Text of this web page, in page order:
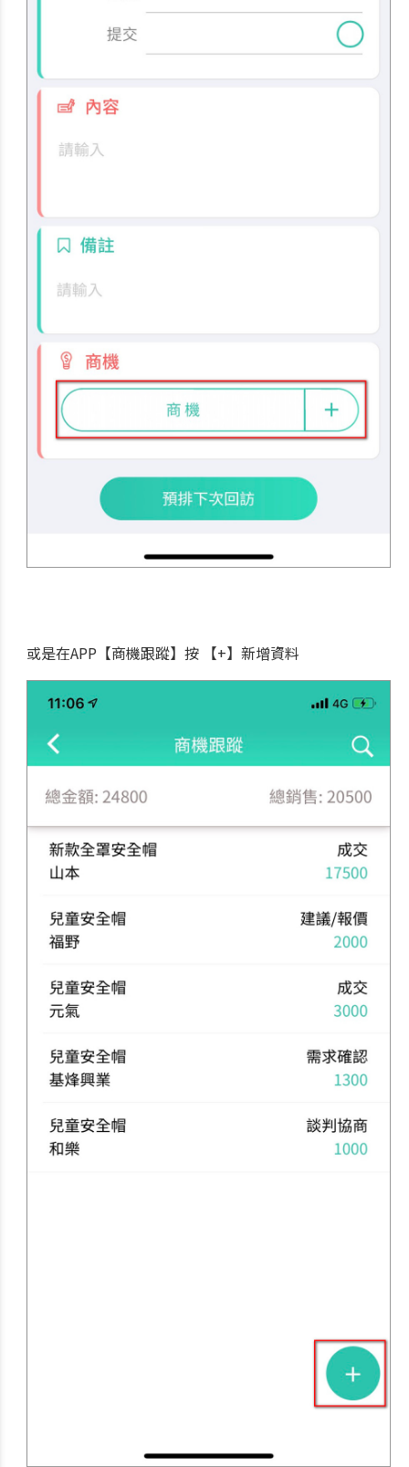
或是在APP【商機跟蹤】按 【+】新增資料